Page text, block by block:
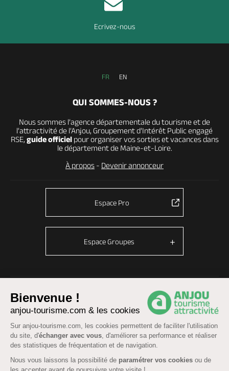
Bienvenue !
anjou-tourisme.com & les cookies
Sur anjou-tourisme.com, les cookies permettent de faciliter l'utilisation
du site, d'échanger avec vous, d'améliorer sa performance et réaliser
des statistiques de fréquentation et de navigation.
Nous vous laissons la possibilité de paramétrer vos cookies ou de
Ecrivez-nous
FR EN
QUI SOMMES-NOUS ?
Nous sommes l’agence départementale du tourisme et de
l’attractivité de l’Anjou, Groupement d’Intérêt Public engagé
RSE, guide officielpour organiser vos sorties et vacances dans
le département de Maine-et-Loire.
À propos - Devenir annonceur
Espace Pro
Espace Groupes
Mentions légales Données personnelles-Cookies